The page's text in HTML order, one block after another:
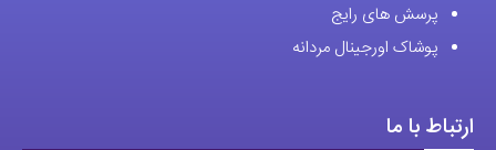
پرسش های رایج
پوشاک اورجینال مردانه
ارتباط با ما